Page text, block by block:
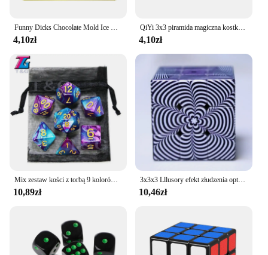
Funny Dicks Chocolate Mold Ice Cube Tray Adult Party Genitals Dessert Sexy Penis Chest Silicone Cake Mold Baking Cake Tools
4,10zł
QiYi 3x3 piramida magiczna kostka QiMing szybkość zawodowa Puzzle Cubo Magico zabawki edukacyjne prezenty na urodziny, boże narodzenie dla dzieci
4,10zł
Mix zestaw kości z torbą 9 kolorów DND RPG przenośne zabawki dla dorosłych dzieci plastikowe kostki TRPG D4 D6 D8 D10 D12 D20
10,89zł
3x3x3 Lllusory efekt złudzenia optycznego magiczna kostka 3 × 3 szybkość zawodowa Puzzle dla dzieci zabawki typu Fidget prezent
10,46zł